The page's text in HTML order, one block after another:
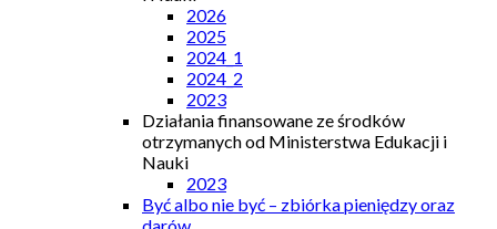
2026
2025
2024_1
2024_2
2023
Działania finansowane ze środków
otrzymanych od Ministerstwa Edukacji i
Nauki
2023
Być albo nie być – zbiórka pieniędzy oraz